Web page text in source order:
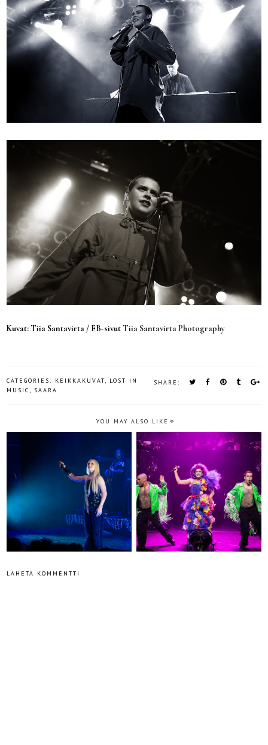
Kuvat: Tiia Santavirta / FB-sivut Tiia Santavirta Photography
SHARE:
CATEGORIES: KEIKKAKUVAT, LOST IN
MUSIC, SAARA
YOU MAY ALSO LIKE
LÄHETÄ KOMMENTTI